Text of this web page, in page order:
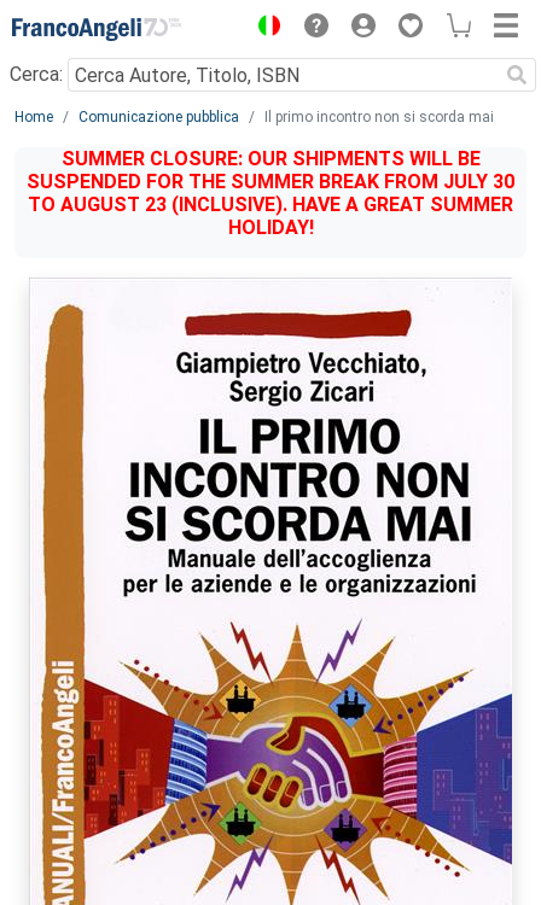
Menu
Cerca:
Main content
Home Comunicazione pubblica Il primo incontro non si scorda mai
SUMMER CLOSURE: OUR SHIPMENTS WILL BE
SUSPENDED FOR THE SUMMER BREAK FROM JULY 30
TO AUGUST 23 (INCLUSIVE). HAVE A GREAT SUMMER
HOLIDAY!